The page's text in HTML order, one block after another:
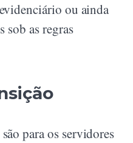
ou ainda
sob as regras
são para os servidores